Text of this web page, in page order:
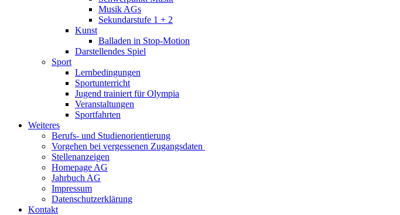
Musik AGs
Sekundarstufe 1 + 2
Kunst
Balladen in Stop-Motion
Darstellendes Spiel
Sport
Lernbedingungen
Sportunterricht
Jugend trainiert für Olympia
Veranstaltungen
Sportfahrten
Weiteres
Berufs- und Studienorientierung
Vorgehen bei vergessenen Zugangsdaten
Stellenanzeigen
Homepage AG
Jahrbuch AG
Impressum
Datenschutzerklärung
Kontakt